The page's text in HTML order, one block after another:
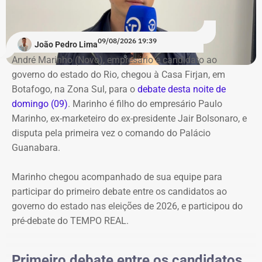
Participam do debate André Marinho (Novo), Anthony
Garotinho (Republicanos), Douglas Ruas (PL) e Willian
Siri (PSOL). O candidato Eduardo Paes (PSD) informou
na noite anterior que não iria comparecer.
Acompanhe a cobertura especial do TEMPO REAL pelo
Instagram do portal, com transmissão e atualizações nos
Stories, e ao vivo pelo YouTube.
para iniciar as perguntas e, pelas regras, será
obrigatoriamente o último a responder. Os candidatos
também terão uma nova rodada de confrontos com
temas livres, seguindo o mesmo controle de tempo por
cronômetro.
O debate marca a estreia do TEMPO REAL na cobertura
de uma eleição estadual. O portal já havia acompanhado
as eleições municipais de 2024 em todo o estado do Rio
e, agora, amplia a cobertura para a disputa pelo governo
Acompanhe a transmissão e a cobertura em tempo real
do primeiro debate entre os candidatos ao governo do
Rio.
João Pedro Lima09/08/2026 19:39
André Marinho (Novo), empresário e candidato ao
governo do estado do Rio, chegou à Casa Firjan, em
Botafogo, na Zona Sul, para o debate desta noite de
domingo (09). Marinho é filho do empresário Paulo
Marinho, ex-marketeiro do ex-presidente Jair Bolsonaro, e
disputa pela primeira vez o comando do Palácio
Guanabara.
Marinho chegou acompanhado de sua equipe para
participar do primeiro debate entre os candidatos ao
governo do estado nas eleições de 2026, e participou do
pré-debate do TEMPO REAL.